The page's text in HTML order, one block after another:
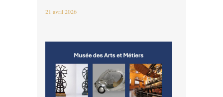
21 avril 2026